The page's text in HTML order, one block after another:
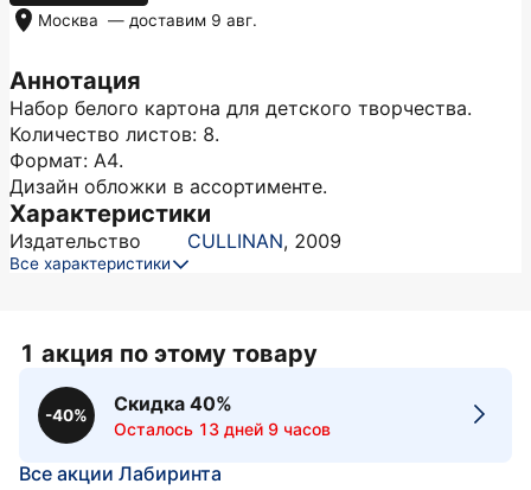
Аннотация
Набор белого картона для детского творчества.
Количество листов: 8.
Формат: А4.
Дизайн обложки в ассортименте.
Характеристики
Издательство CULLINAN, 2009
Все характеристики
Москва — доставим 9 авг.
1 акция по этому товару
-40%
Скидка 40%
Осталось 13 дней 9 часов
Все акции Лабиринта